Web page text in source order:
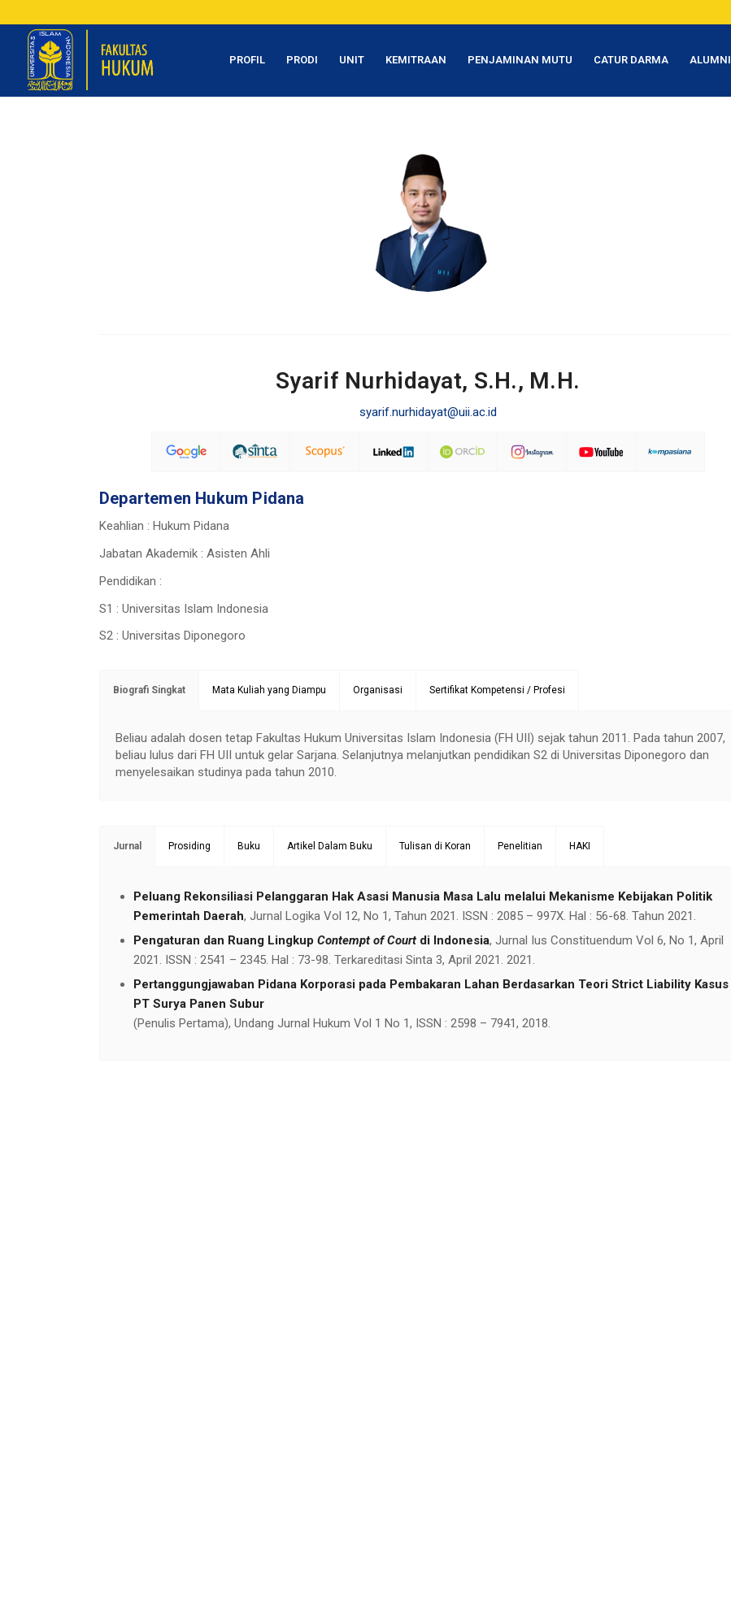
PROFIL PRODI UNIT KEMITRAAN PENJAMINAN MUTU CATUR DARMA ALUMNI
Syarif Nurhidayat, S.H., M.H.
syarif.nurhidayat@uii.ac.id
Departemen Hukum Pidana
Keahlian : Hukum Pidana
Jabatan Akademik : Asisten Ahli
Pendidikan :
S1 : Universitas Islam Indonesia
S2 : Universitas Diponegoro
Biografi Singkat Mata Kuliah yang Diampu Organisasi Sertifikat Kompetensi / Profesi
Beliau adalah dosen tetap Fakultas Hukum Universitas Islam Indonesia (FH UII) sejak tahun 2011. Pada tahun 2007,
beliau lulus dari FH UII untuk gelar Sarjana. Selanjutnya melanjutkan pendidikan S2 di Universitas Diponegoro dan
menyelesaikan studinya pada tahun 2010.
Jurnal Prosiding Buku Artikel Dalam Buku Tulisan di Koran Penelitian HAKI
Peluang Rekonsiliasi Pelanggaran Hak Asasi Manusia Masa Lalu melalui Mekanisme Kebijakan Politik
Pemerintah Daerah, Jurnal Logika Vol 12, No 1, Tahun 2021. ISSN : 2085 – 997X. Hal : 56-68. Tahun 2021.
Pengaturan dan Ruang Lingkup Contempt of Court di Indonesia, Jurnal Ius Constituendum Vol 6, No 1, April
2021. ISSN : 2541 – 2345. Hal : 73-98. Terkareditasi Sinta 3, April 2021. 2021.
Pertanggungjawaban Pidana Korporasi pada Pembakaran Lahan Berdasarkan Teori Strict Liability Kasus
PT Surya Panen Subur
(Penulis Pertama), Undang Jurnal Hukum Vol 1 No 1, ISSN : 2598 – 7941, 2018.